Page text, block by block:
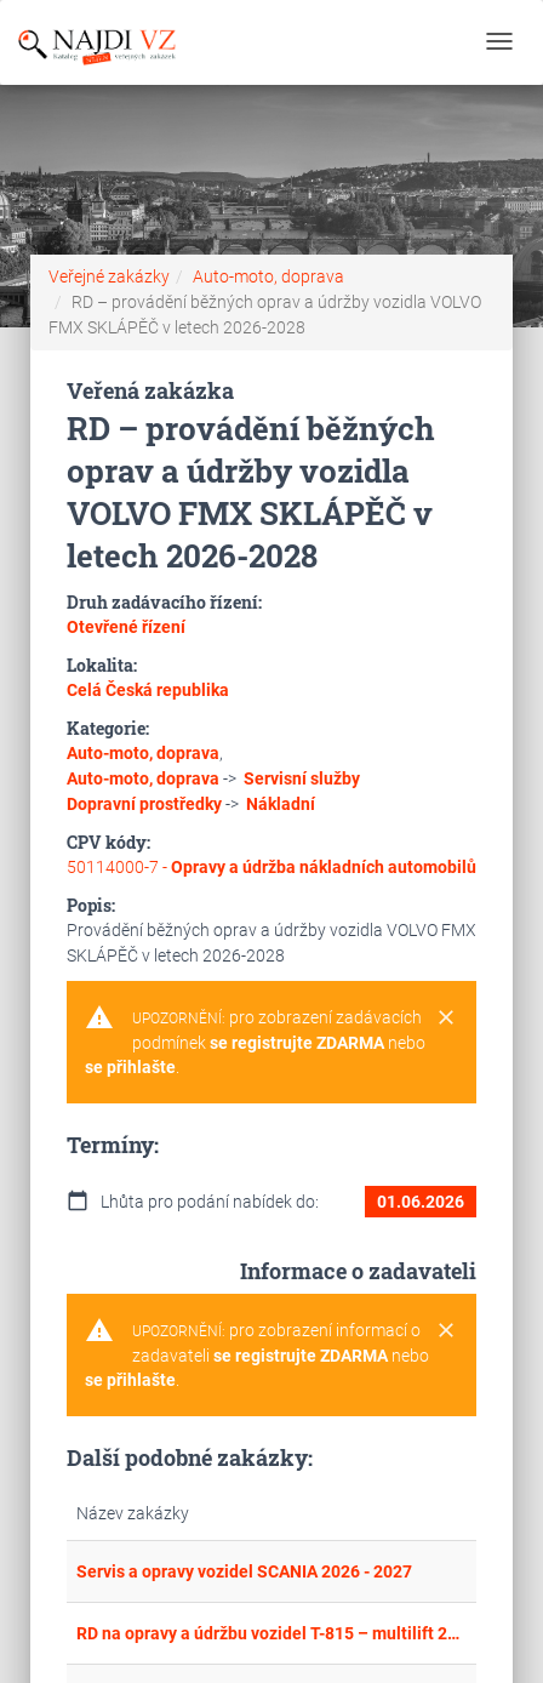
Veřejné zakázky
Auto-moto, doprava
RD – provádění běžných oprav a údržby vozidla VOLVO
FMX SKLÁPĚČ v letech 2026-2028
Veřená zakázka
RD – provádění běžných
oprav a údržby vozidla
VOLVO FMX SKLÁPĚČ v
letech 2026-2028
Druh zadávacího řízení:
Otevřené řízení
Lokalita:
Celá Česká republika
Kategorie:
Auto-moto, doprava,
Auto-moto, doprava -> Servisní služby
Dopravní prostředky-> Nákladní
CPV kódy:
50114000-7 -Opravy a údržba nákladních automobilů
Popis:
Provádění běžných oprav a údržby vozidla VOLVO FMX
SKLÁPĚČ v letech 2026-2028
warning clear
UPOZORNĚNÍ: pro zobrazení zadávacích
podmínekse registrujte ZDARMAnebo
se přihlašte.
Termíny:
calendar_today Lhůta pro podání nabídek do: 01.06.2026
Informace o zadavateli
warning clear
UPOZORNĚNÍ: pro zobrazení informací o
zadavateli se registrujte ZDARMAnebo
se přihlašte.
Další podobné zakázky:
Název zakázky
Servis a opravy vozidel SCANIA 2026 - 2027
RD na opravy a údržbu vozidel T-815 – multilift 2026-2028 (24 měsíců)